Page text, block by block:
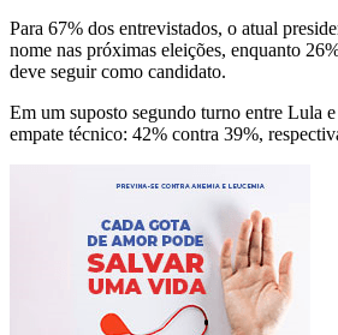
Para 67% dos entrevistados, o atual
nome nas próximas eleições, enquanto
deve seguir como candidato.
Em um suposto segundo turno entre Lula
empate técnico: 42% contra 39%,